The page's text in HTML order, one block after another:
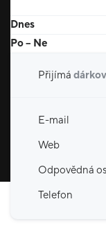
Dnes
Po – Ne
Přijímá
E-mail
Web
Odpovědná
Telefon